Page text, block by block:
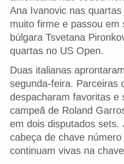
Ana Ivanovic nas
muito firme e passou
búlgara Tsvetana
quartas no US Open.
Duas italianas
segunda-feira. Parceiras
despacharam favoritas e
campeã de Roland
em dois disputados sets.
cabeça de chave
continuam vivas na